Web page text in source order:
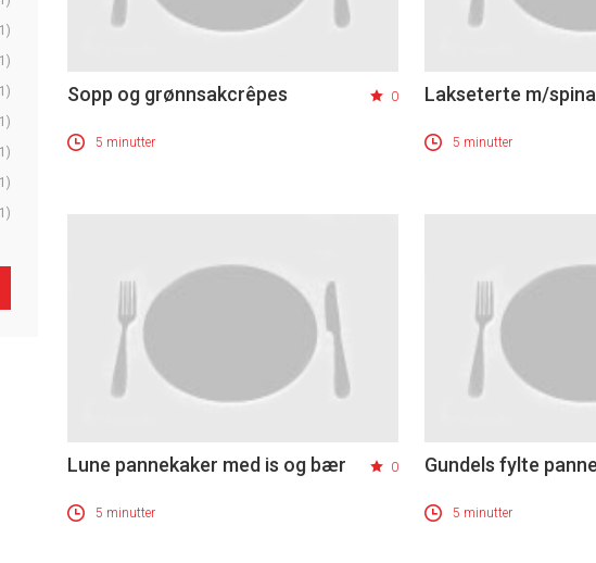
Sopp og grønnsakcrêpes 0
5 minutter
Lakseterte m/
5 minutter
Lune pannekaker med is og bær 0
5 minutter
Gundels fylte
5 minutter